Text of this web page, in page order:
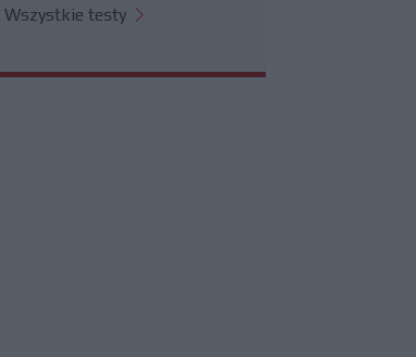
Wszystkie testy